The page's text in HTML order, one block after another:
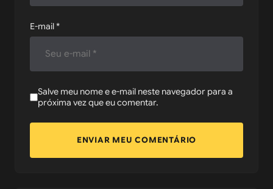
E-mail*
Salve meu nome e e-mail neste navegador para a
próxima vez que eu comentar.